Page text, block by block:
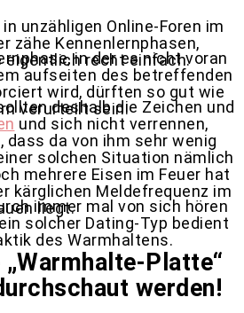
unzähligen Online-Foren im
zähe Kennenlernphasen,
eigentlich recht einfach.
in der es nicht voran
aufseiten des betreffenden
wird, dürften so gut wie
verurteilt sein.
deshalb die Zeichen und
und sich nicht verrennen,
dass da von ihm sehr wenig
solchen Situation nämlich
mehrere Eisen im Feuer hat
kärglichen Meldefrequenz im
liegt.
immer mal von sich hören
solcher Dating-Typ bedient
des Warmhaltens.
Platte“
werden!